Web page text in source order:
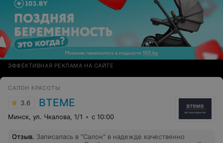
ЭФФЕКТИВНАЯ РЕКЛАМА НА САЙТЕ
САЛОН КРАСОТЫ
3.6 ВТЕМЕ
Минск, ул. Чкалова, 1/1 с 10:00
Отзыв. Записалась в "Салон" в надежде качественно